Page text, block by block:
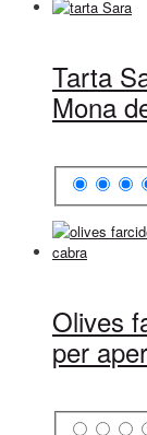
Tarta
Mona
Olives
per